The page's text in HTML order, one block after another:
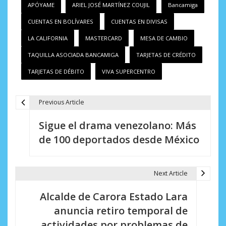
APÓYAME ARIEL JOSÉ MARTÍNEZ COUJIL Bancamiga
CUENTAS EN BOLÍVARES CUENTAS EN DIVISAS
LA CALIFORNIA MASTERCARD MESA DE CAMBIO
TAQUILLA ASOCIADA BANCAMIGA TARJETAS DE CRÉDITO
TARJETAS DE DÉBITO VIVA SUPERCENTRO
Previous Article
Sigue el drama venezolano: Más
de 100 deportados desde México
Next Article
Alcalde de Carora Estado Lara
anuncia retiro temporal de